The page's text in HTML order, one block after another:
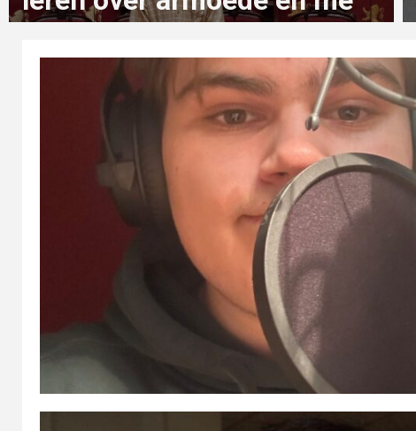
die te verminderen”
zeno.van.muylders@student.ehb.be